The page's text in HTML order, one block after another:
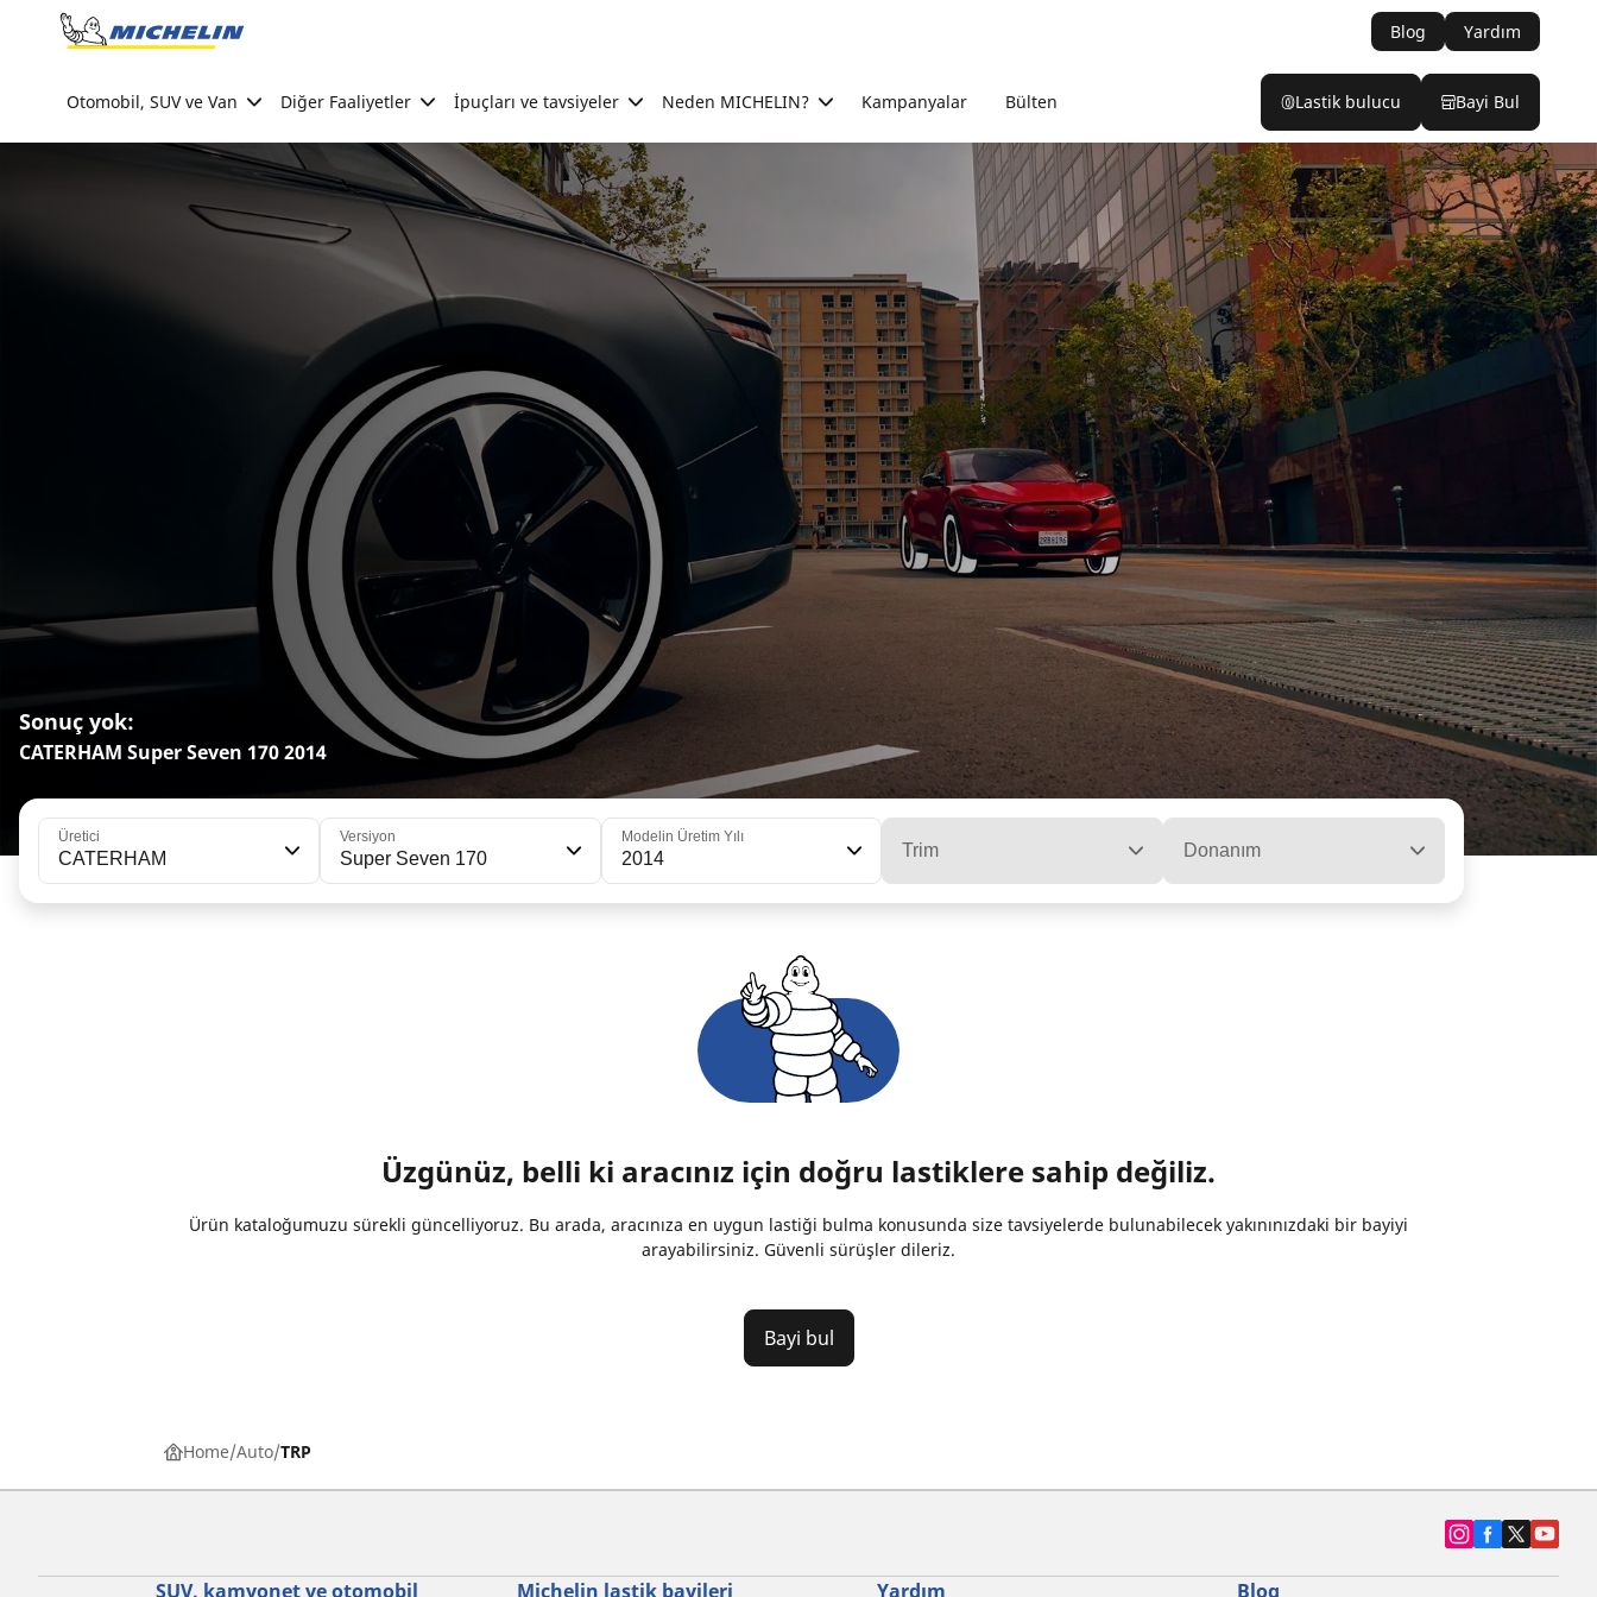
Go to page content
Blog Yardım
Otomobil, SUV ve Van Diğer Faaliyetler İpuçları ve tavsiyeler Neden MICHELIN? Kampanyalar Bülten Lastik bulucu Bayi Bul
Sonuç yok:
CATERHAM Super Seven 170 2014
Üretici
CATERHAM
Versiyon
Super Seven 170
Modelin Üretim Yılı
2014 Trim Donanım
Üzgünüz, belli ki aracınız için doğru lastiklere sahip değiliz.
Ürün kataloğumuzu sürekli güncelliyoruz. Bu arada, aracınıza en uygun lastiği bulma konusunda size tavsiyelerde bulunabilecek yakınınızdaki bir bayiyi
arayabilirsiniz. Güvenli sürüşler dileriz.
Bayi bul
Home Auto TRP
SUV, kamyonet ve otomobil Michelin lastik bayileri Yardım Blog